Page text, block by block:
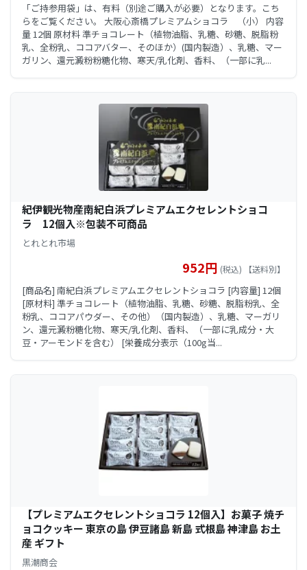
「ご持参用袋」は、有料（別途ご購入が必要）となります。こち
らをご覧ください。 大阪心斎橋プレミアムショコラ （小） 内容
量 12個 原材料 準チョコレート（植物油脂、乳糖、砂糖、脱脂粉
乳、全粉乳、ココアバター、そのほか）(国内製造）、乳糖、マー
ガリン、還元澱粉粉糖化物、寒天/乳化剤、香料、（一部に乳...
紀伊観光物産南紀白浜プレミアムエクセレントショコ
ラ 12個入※包装不可商品
とれとれ市場
952円 (税込) 【送料別】
[商品名] 南紀白浜プレミアムエクセレントショコラ [内容量] 12個
[原材料] 準チョコレート（植物油脂、乳糖、砂糖、脱脂粉乳、全
粉乳、ココアパウダー、その他）（国内製造）、乳糖、マーガリ
ン、還元澱粉糖化物、寒天/乳化剤、香料、（一部に乳成分・大
豆・アーモンドを含む） [栄養成分表示（100g当...
【プレミアムエクセレントショコラ 12個入】お菓子 焼チ
ョコクッキー 東京の島 伊豆諸島 新島 式根島 神津島 お土
産 ギフト
黒潮商会